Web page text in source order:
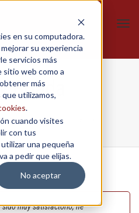
en su computadora.
su experiencia
servicios más
web como a
más
utilizamos,
.
cuando visites
con tus
una pequeña
a pedir que elijas.
No aceptar
Boada
de Ventas GM / Freddy Boada
muy satisfactorio, he